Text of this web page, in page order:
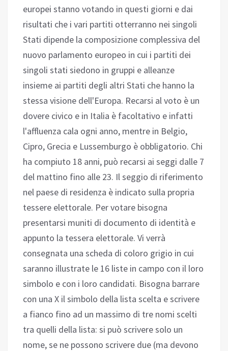
europei stanno votando in questi giorni e dai
risultati che i vari partiti otterranno nei singoli
Stati dipende la composizione complessiva del
nuovo parlamento europeo in cui i partiti dei
singoli stati siedono in gruppi e alleanze
insieme ai partiti degli altri Stati che hanno la
stessa visione dell'Europa. Recarsi al voto è un
dovere civico e in Italia è facoltativo e infatti
l'affluenza cala ogni anno, mentre in Belgio,
Cipro, Grecia e Lussemburgo è obbligatorio. Chi
ha compiuto 18 anni, può recarsi ai seggi dalle 7
del mattino fino alle 23. Il seggio di riferimento
nel paese di residenza è indicato sulla propria
tessere elettorale. Per votare bisogna
presentarsi muniti di documento di identità e
appunto la tessera elettorale. Vi verrà
consegnata una scheda di coloro grigio in cui
saranno illustrate le 16 liste in campo con il loro
simbolo e con i loro candidati. Bisogna barrare
con una X il simbolo della lista scelta e scrivere
a fianco fino ad un massimo di tre nomi scelti
tra quelli della lista: si può scrivere solo un
nome, se ne possono scrivere due (ma devono